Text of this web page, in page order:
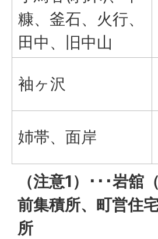
糠、釜石、火行、
田中、旧中山
袖ヶ沢
姉帯、面岸
（注意1）･･･岩
前集積所、町営住
所